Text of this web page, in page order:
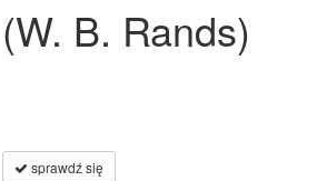
B. Rands)
sprawdź się